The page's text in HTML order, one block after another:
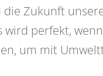
die Zukunft
wird perfekt,
um mit